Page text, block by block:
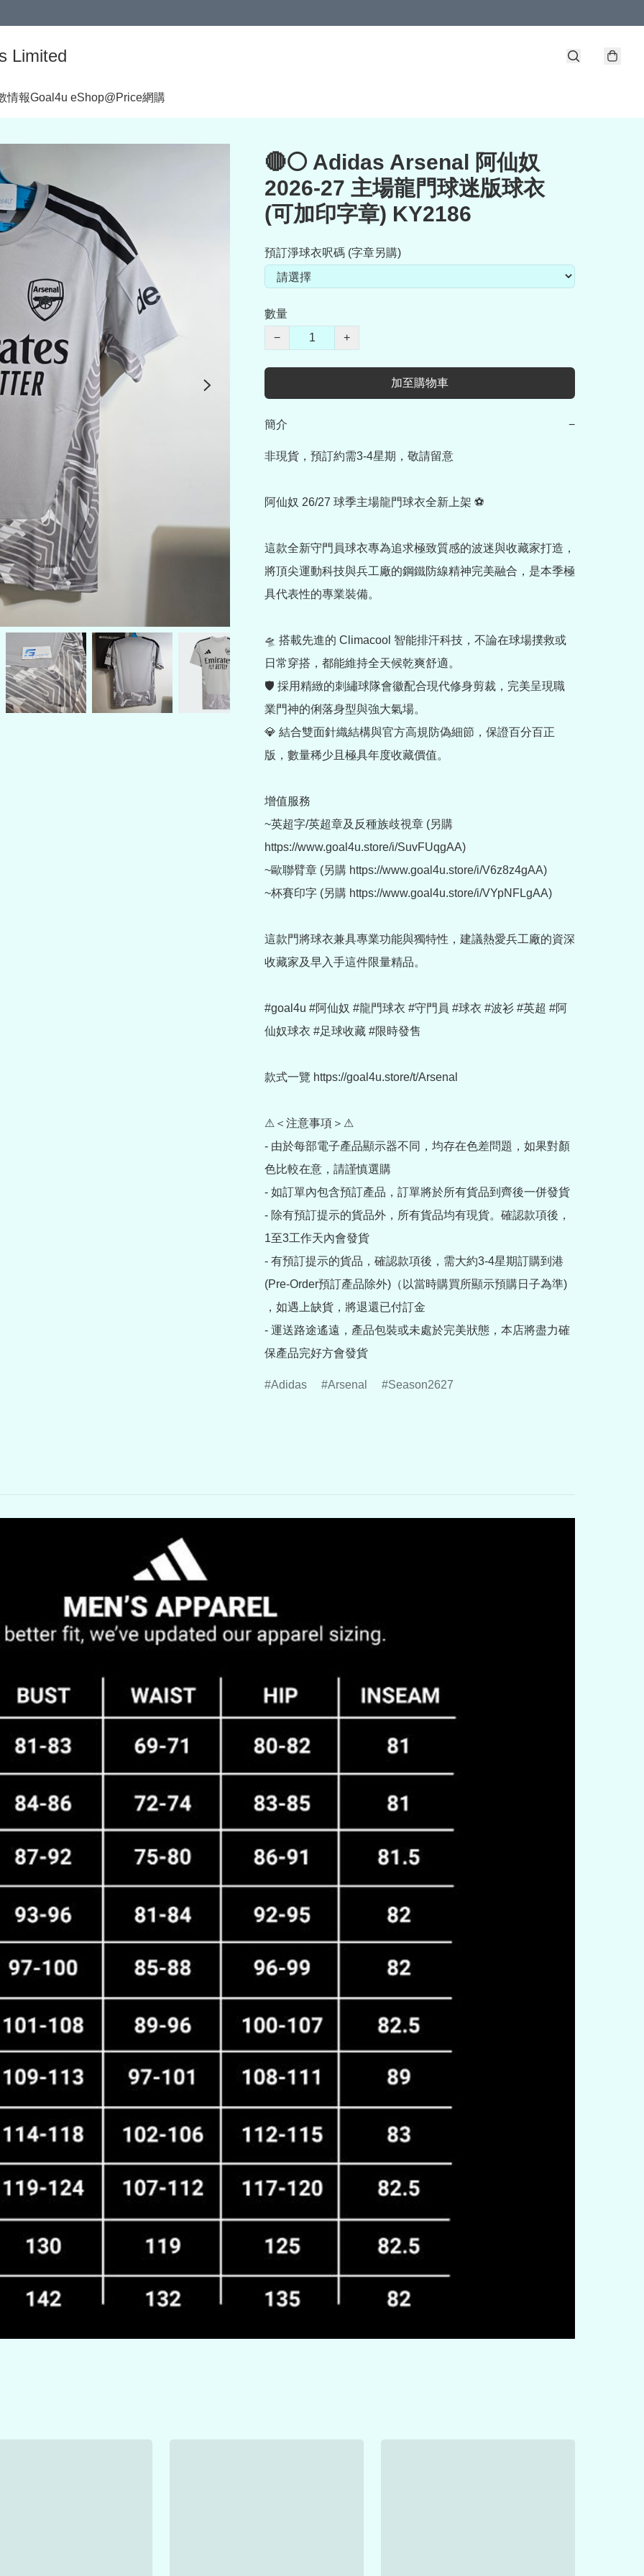
Limited
情報Goal4u eShop@Price網購
🔴⚪ Adidas Arsenal 阿仙奴
2026-27 主場龍門球迷版球衣
(可加印字章) KY2186
預訂淨球衣呎碼 (字章另購)
數量
−
+
加至購物車
簡介 −
非現貨，預訂約需3-4星期，敬請留意
阿仙奴 26/27 球季主場龍門球衣全新上架 ⚽
這款全新守門員球衣專為追求極致質感的波迷與收藏家打造，
將頂尖運動科技與兵工廠的鋼鐵防線精神完美融合，是本季極
具代表性的專業裝備。
🛸 搭載先進的 Climacool 智能排汗科技，不論在球場撲救或
日常穿搭，都能維持全天候乾爽舒適。
🛡 採用精緻的刺繡球隊會徽配合現代修身剪裁，完美呈現職
業門神的俐落身型與強大氣場。
💎 結合雙面針織結構與官方高規防偽細節，保證百分百正
版，數量稀少且極具年度收藏價值。
增值服務
~英超字/英超章及反種族歧視章 (另購
https://www.goal4u.store/i/SuvFUqgAA)
~歐聯臂章 (另購 https://www.goal4u.store/i/V6z8z4gAA)
~杯賽印字 (另購 https://www.goal4u.store/i/VYpNFLgAA)
這款門將球衣兼具專業功能與獨特性，建議熱愛兵工廠的資深
收藏家及早入手這件限量精品。
#goal4u #阿仙奴 #龍門球衣 #守門員 #球衣 #波衫 #英超 #阿
仙奴球衣 #足球收藏 #限時發售
款式一覽 https://goal4u.store/t/Arsenal
⚠＜注意事項＞⚠
- 由於每部電子產品顯示器不同，均存在色差問題，如果對顏
色比較在意，請謹慎選購
- 如訂單內包含預訂產品，訂單將於所有貨品到齊後一併發貨
- 除有預訂提示的貨品外，所有貨品均有現貨。確認款項後，
1至3工作天內會發貨
- 有預訂提示的貨品，確認款項後，需大約3-4星期訂購到港
(Pre-Order預訂產品除外)（以當時購買所顯示預購日子為準)
，如遇上缺貨，將退還已付訂金
- 運送路途遙遠，產品包裝或未處於完美狀態，本店將盡力確
保產品完好方會發貨
Adidas Arsenal Season2627